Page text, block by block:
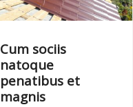
Cum sociis
natoque
penatibus et
magnis